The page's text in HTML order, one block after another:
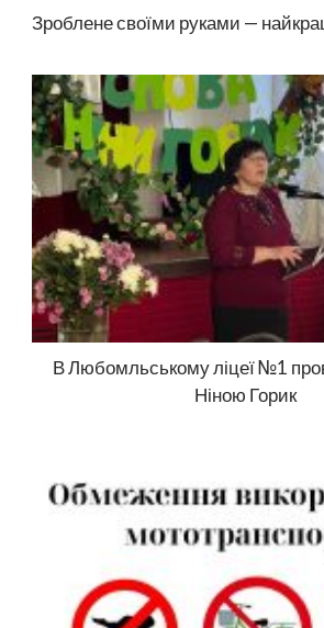
Зроблене своїми руками —
В Любомльському ліцеї №1
Ніною Горик